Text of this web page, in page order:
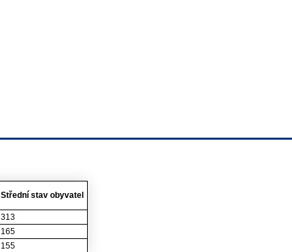
Střední stav obyvatel
313
165
155